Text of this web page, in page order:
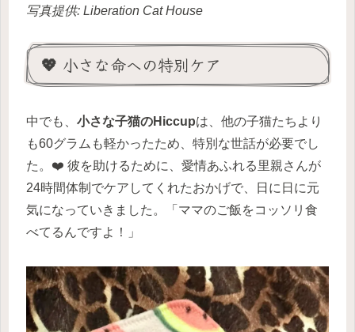
写真提供: Liberation Cat House
💖 小さな命への特別ケア
中でも、 小さな子猫のHiccupは、他の子猫たちより
も60グラムも軽かったため、特別な世話が必要でし
た。❤️ 彼を助けるために、愛情あふれる里親さんが
24時間体制でケアしてくれたおかげで、日に日に元
気になっていきました。「ママのご飯をコッソリ食
べてるんですよ！」